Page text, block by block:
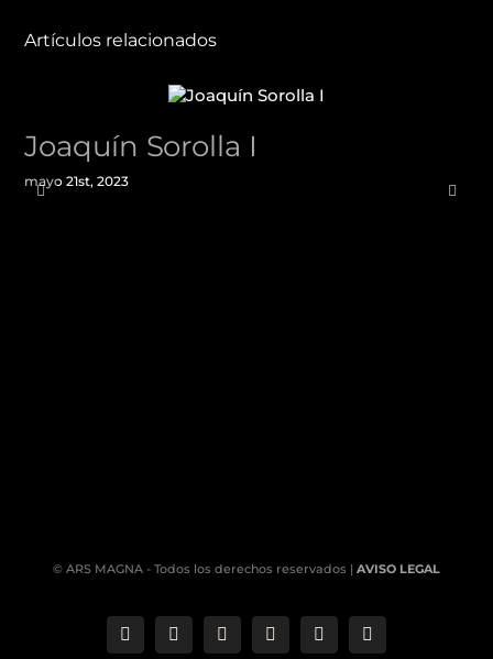
Artículos relacionados
Joaquín Sorolla I
mayo 21st, 2023
© ARS MAGNA - Todos los derechos reservados | AVISO LEGAL
CorreoPhone LinkedInYouTubeFacebookInstagram